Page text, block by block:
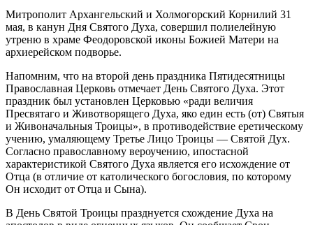
Митрополит Архангельский и Холмогорский Корнилий 31
мая, в канун Дня Святого Духа, совершил полиелейную
утреню в храме Феодоровской иконы Божией Матери на
архиерейском подворье.
Напомним, что на второй день праздника Пятидесятницы
Православная Церковь отмечает День Святого Духа. Этот
праздник был установлен Церковью «ради величия
Пресвятаго и Животворящего Духа, яко един есть (от) Святыя
и Живоначальныя Троицы», в противодействие еретическому
учению, умаляющему Третье Лицо Троицы — Святой Дух.
Согласно православному вероучению, ипостасной
характеристикой Святого Духа является его исхождение от
Отца (в отличие от католического богословия, по которому
Он исходит от Отца и Сына).
В День Святой Троицы празднуется схождение Духа на